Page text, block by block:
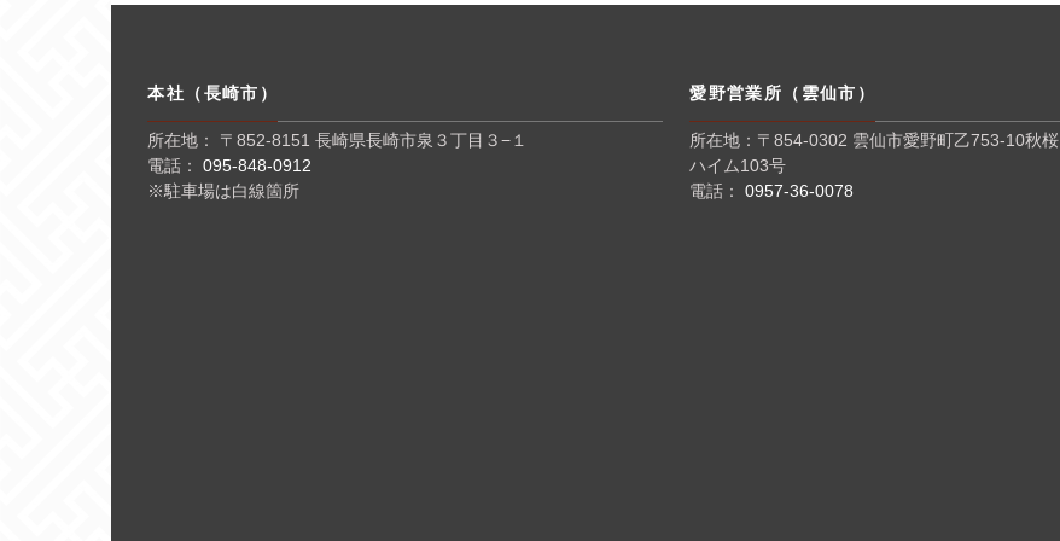
本社（長崎市）
所在地： 〒852-8151 長崎県長崎市泉３丁目３−１
電話：095-848-0912
※駐車場は白線箇所
愛野営業所（雲仙市）
所在地：〒854-0302 雲仙市愛野町乙753-10秋桜
ハイム103号
電話：0957-36-0078